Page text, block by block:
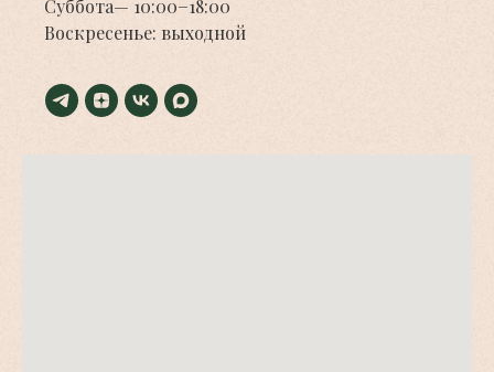
Суббота— 10:00−18:00
Воскресенье: выходной